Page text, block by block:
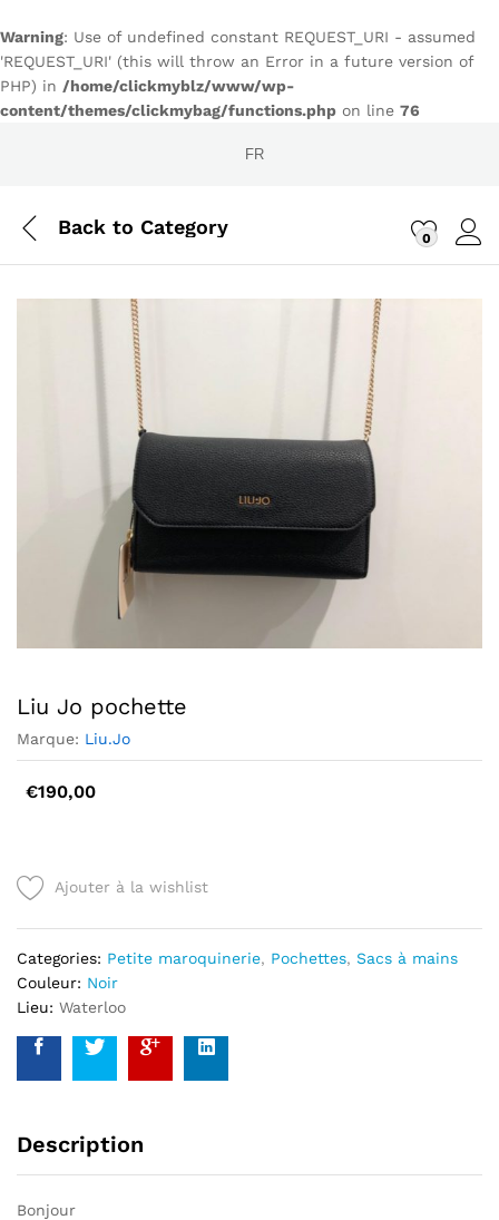
Warning: Use of undefined constant REQUEST_URI - assumed
'REQUEST_URI' (this will throw an Error in a future version of
PHP) in /home/clickmyblz/www/wp-
content/themes/clickmybag/functions.php on line 76
FR
Back to Category 0
Liu Jo pochette
Marque: Liu.Jo
€190,00
Ajouter à la wishlist
Categories: Petite maroquinerie, Pochettes, Sacs à mains
Couleur: Noir
Lieu: Waterloo
Description
Bonjour